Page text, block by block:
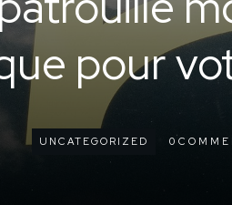
pour
UNCATEGORIZED 0